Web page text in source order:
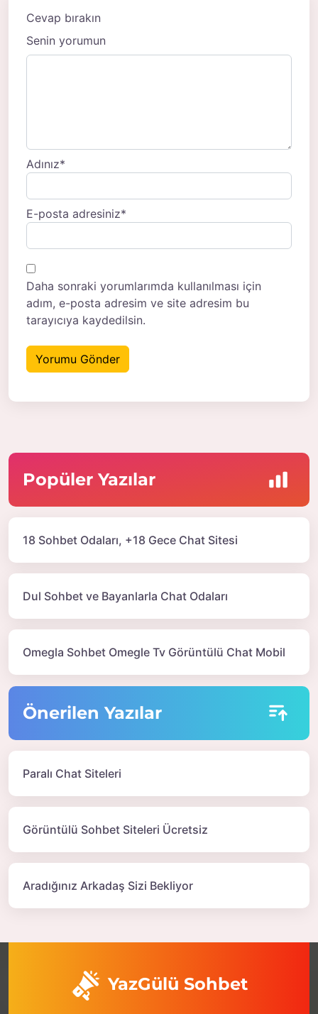
Cevap bırakın
Senin yorumun
Adınız*
E-posta adresiniz*
Daha sonraki yorumlarımda kullanılması için
adım, e-posta adresim ve site adresim bu
tarayıcıya kaydedilsin.
Popüler Yazılar
18 Sohbet Odaları, +18 Gece Chat Sitesi
Dul Sohbet ve Bayanlarla Chat Odaları
Omegla Sohbet Omegle Tv Görüntülü Chat Mobil
Önerilen Yazılar
Paralı Chat Siteleri
Görüntülü Sohbet Siteleri Ücretsiz
Aradığınız Arkadaş Sizi Bekliyor
YazGülü Sohbet